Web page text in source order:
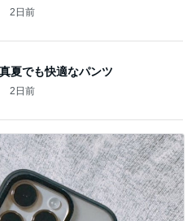
2日前
夏でも快適なパンツ
2日前